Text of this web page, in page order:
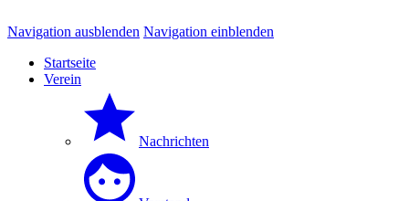
Navigation ausblenden Navigation einblenden
Startseite
Verein
Nachrichten